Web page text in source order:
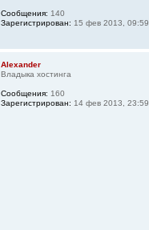
Сообщения: 140
Зарегистрирован: 15 фев 2013, 09:59
Alexander
Владыка хостинга
Сообщения: 160
Зарегистрирован: 14 фев 2013, 23:59